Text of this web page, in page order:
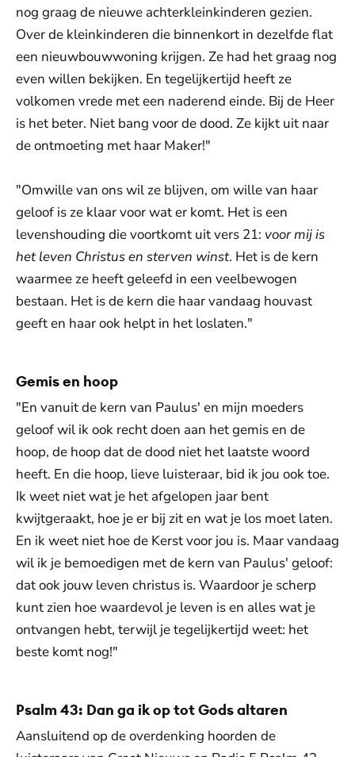
nog graag de nieuwe achterkleinkinderen gezien.
Over de kleinkinderen die binnenkort in dezelfde flat
een nieuwbouwwoning krijgen. Ze had het graag nog
even willen bekijken. En tegelijkertijd heeft ze
volkomen vrede met een naderend einde. Bij de Heer
is het beter. Niet bang voor de dood. Ze kijkt uit naar
de ontmoeting met haar Maker!"
"Omwille van ons wil ze blijven, om wille van haar
geloof is ze klaar voor wat er komt. Het is een
levenshouding die voortkomt uit vers 21: voor mij is
het leven Christus en sterven winst. Het is de kern
waarmee ze heeft geleefd in een veelbewogen
bestaan. Het is de kern die haar vandaag houvast
geeft en haar ook helpt in het loslaten."
Gemis en hoop
"En vanuit de kern van Paulus' en mijn moeders
geloof wil ik ook recht doen aan het gemis en de
hoop, de hoop dat de dood niet het laatste woord
heeft. En die hoop, lieve luisteraar, bid ik jou ook toe.
Ik weet niet wat je het afgelopen jaar bent
kwijtgeraakt, hoe je er bij zit en wat je los moet laten.
En ik weet niet hoe de Kerst voor jou is. Maar vandaag
wil ik je bemoedigen met de kern van Paulus' geloof:
dat ook jouw leven christus is. Waardoor je scherp
kunt zien hoe waardevol je leven is en alles wat je
ontvangen hebt, terwijl je tegelijkertijd weet: het
beste komt nog!"
Psalm 43: Dan ga ik op tot Gods altaren
Aansluitend op de overdenking hoorden de